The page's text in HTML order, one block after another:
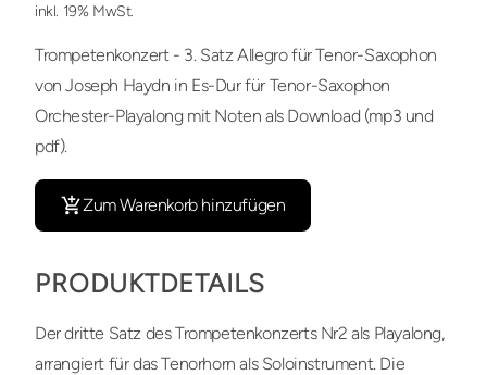
inkl. 19% MwSt.
Trompetenkonzert - 3. Satz Allegro für Tenor-Saxophon
von Joseph Haydn in Es-Dur für Tenor-Saxophon
Orchester-Playalong mit Noten als Download (mp3 und
pdf).
Zum Warenkorb hinzufügen
PRODUKTDETAILS
Der dritte Satz des Trompetenkonzerts Nr2 als Playalong,
arrangiert für das Tenorhorn als Soloinstrument. Die